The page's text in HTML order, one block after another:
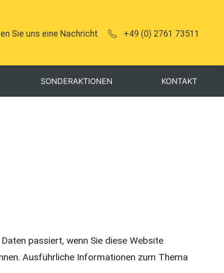
Sie uns eine Nachricht +49 (0) 2761 73511
SONDERAKTIONEN KONTAKT
passiert, wenn Sie diese Website
Ausführliche Informationen zum Thema